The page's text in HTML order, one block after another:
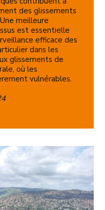
des glissements
meilleure
est essentielle
efficace des
dans les
glissements de
où les
vulnérables.